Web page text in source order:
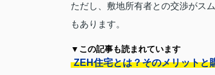
ただし、敷地所有者との交渉がス
もあります。
▼この記事も読まれています
ZEH住宅とは？そのメリットと